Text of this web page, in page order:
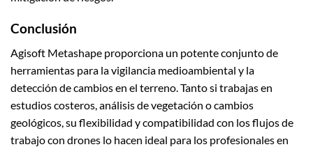
Conclusión
Agisoft Metashape proporciona un potente conjunto de
herramientas para la vigilancia medioambiental y la
detección de cambios en el terreno. Tanto si trabajas en
estudios costeros, análisis de vegetación o cambios
geológicos, su flexibilidad y compatibilidad con los flujos de
trabajo con drones lo hacen ideal para los profesionales en